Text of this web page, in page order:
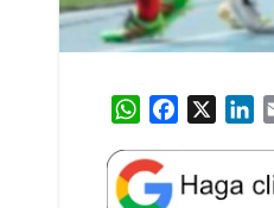
W
a
t
e
k